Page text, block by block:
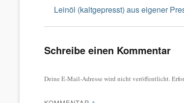
Previous
Leinöl (kaltgepresst) aus eigener
Schreibe einen Kommentar
Deine E-Mail-Adresse wird nicht veröffentlicht.